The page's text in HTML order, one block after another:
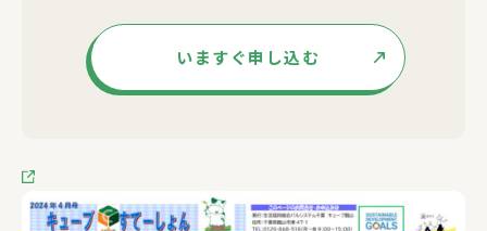
いますぐ申し込む